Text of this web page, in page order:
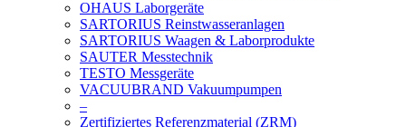
OHAUS Laborgeräte
SARTORIUS Reinstwasseranlagen
SARTORIUS Waagen & Laborprodukte
SAUTER Messtechnik
TESTO Messgeräte
VACUUBRAND Vakuumpumpen
–
Zertifiziertes Referenzmaterial (ZRM)